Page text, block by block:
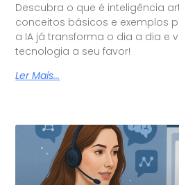
Descubra o que é inteligência
conceitos básicos e exemplos
a IA já transforma o dia a dia e
tecnologia a seu favor!
Ler Mais...